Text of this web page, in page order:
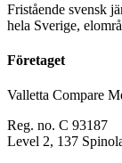
Fristående svensk
hela Sverige,
Företaget
Valletta Compare
Reg. no. C 93187
Level 2, 137